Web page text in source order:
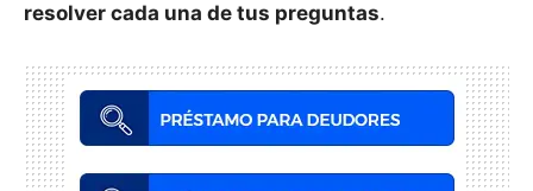
resolver cada una de tus preguntas.